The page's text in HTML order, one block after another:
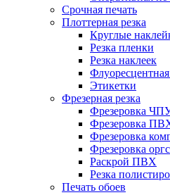
Срочная печать
Плоттерная резка
Круглые
Резка пленки
Резка наклеек
Этикетки
Фрезерная резка
Фрезеровка
Фрезеровка
Фрезеровка
Фрезеровка
Раскрой ПВХ
Резка
Печать обоев